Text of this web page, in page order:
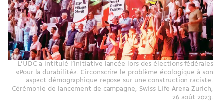
L’UDC a intitulé l’initiative lancée lors des élections fédérales
«Pour la durabilité». Circonscrire le problème écologique à son
aspect démographique repose sur une construction raciste.
Cérémonie de lancement de campagne, Swiss Life Arena Zurich,
26 août 2023.